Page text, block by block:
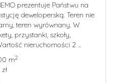
prezentuje Państwu na
deweloperską. Teren nie
teren wyrównany. W
przystanki, szkoły,
nieruchomości 2 ...
m2